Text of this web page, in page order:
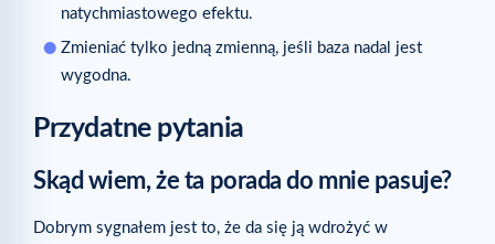
natychmiastowego efektu.
Zmieniać tylko jedną zmienną, jeśli baza nadal jest
wygodna.
Przydatne pytania
Skąd wiem, że ta porada do mnie pasuje?
Dobrym sygnałem jest to, że da się ją wdrożyć w